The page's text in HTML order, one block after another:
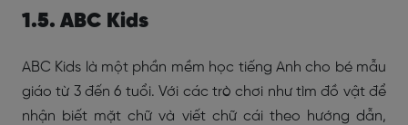
1.5. ABC Kids
ABC Kids là một phần mềm học tiếng Anh cho bé mẫu
giáo từ 3 đến 6 tuổi. Với các trò chơi như tìm đồ vật để
nhận biết mặt chữ và viết chữ cái theo hướng dẫn,